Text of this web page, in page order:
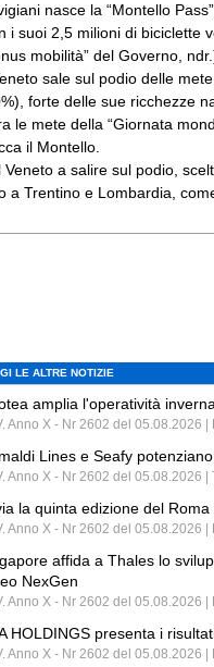
nasce la “Montello
i suoi 2,5 milioni di biciclette
mobilità” del Governo,
sale sul podio delle
forte delle sue ricchezze
le mete della “Giornata
il Montello.
Veneto a salire sul podio,
a Trentino e Lombardia,
LE ALTRE NOTIZIE
amplia l'operatività
Anno X - Nr 2602 del 05.08.2026 |
Lines e Seafy
Anno X - Nr 2602 del 05.08.2026 |
la quinta edizione del
Anno X - Nr 2602 del 05.08.2026 |
affida a Thales lo
NexGen
Anno X - Nr 2602 del 05.08.2026
HOLDINGS presenta i
Anno X - Nr 2602 del 05.08.2026